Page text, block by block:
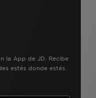
la App de JD. Recibe
estés donde estés.